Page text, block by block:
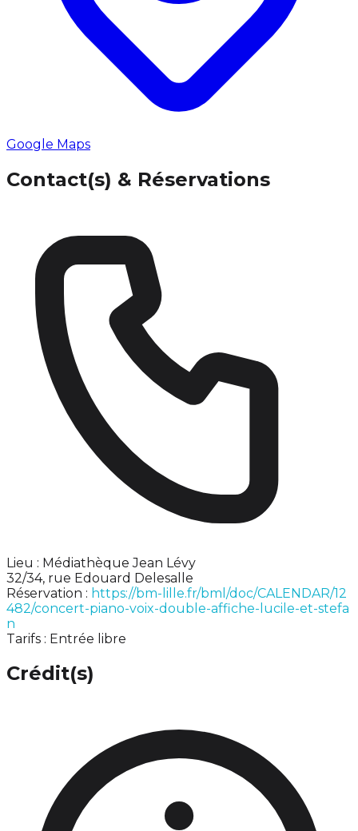
Google Maps
Contact(s) & Réservations
Lieu : Médiathèque Jean Lévy
32/34, rue Edouard Delesalle
Réservation : https://bm-lille.fr/bml/doc/CALENDAR/12
482/concert-piano-voix-double-affiche-lucile-et-stefa
n
Tarifs : Entrée libre
Crédit(s)